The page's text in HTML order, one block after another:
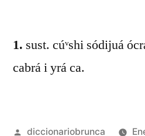
1. sust. cúᵛshi sódijuá
cabrá i yrá ca.
diccionariobrunca